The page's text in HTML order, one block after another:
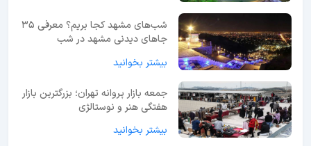
شب‌های مشهد کجا بریم؟ معرفی 35
جاهای دیدنی مشهد در شب
بیشتر بخوانید
جمعه بازار پروانه تهران؛ بزرگترین بازار
هفتگی هنر و نوستالژی
بیشتر بخوانید